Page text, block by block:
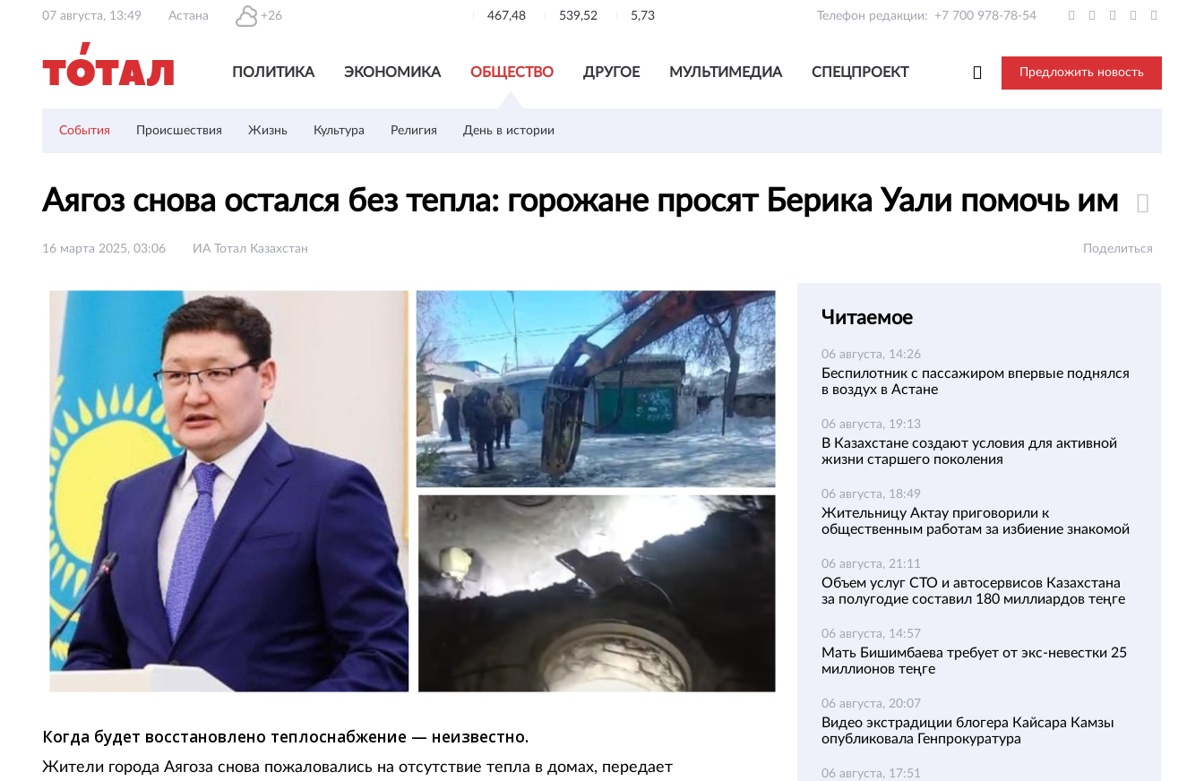
07 августа, 13:49 Астана +26 467,48 539,52 5,73 Телефон редакции: +7 700 978-78-54
ПОЛИТИКА ЭКОНОМИКА ОБЩЕСТВО ДРУГОЕ МУЛЬТИМЕДИА СПЕЦПРОЕКТ Предложить новость
События Происшествия Жизнь Культура Религия День в истории
Аягоз снова остался без тепла: горожане просят Берика Уали помочь им
16 марта 2025, 03:06 ИА Тотал Казахстан Поделиться
Когда будет восстановлено теплоснабжение — неизвестно.
Жители города Аягоза снова пожаловались на отсутствие тепла в домах, передает
Читаемое
06 августа, 14:26
Беспилотник с пассажиром впервые поднялся
в воздух в Астане
06 августа, 19:13
В Казахстане создают условия для активной
жизни старшего поколения
06 августа, 18:49
Жительницу Актау приговорили к
общественным работам за избиение знакомой
06 августа, 21:11
Объем услуг СТО и автосервисов Казахстана
за полугодие составил 180 миллиардов теңге
06 августа, 14:57
Мать Бишимбаева требует от экс-невестки 25
миллионов теңге
06 августа, 20:07
Видео экстрадиции блогера Кайсара Камзы
опубликовала Генпрокуратура
06 августа, 17:51